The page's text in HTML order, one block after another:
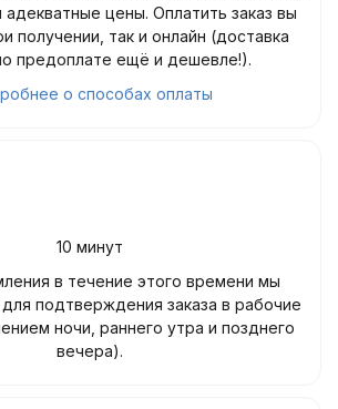
адекватные цены. Оплатить заказ вы
получении, так и онлайн (доставка
предоплате ещё и дешевле!).
о способах оплаты
10 минут
в течение этого времени мы
подтверждения заказа в рабочие
ночи, раннего утра и позднего
вечера).